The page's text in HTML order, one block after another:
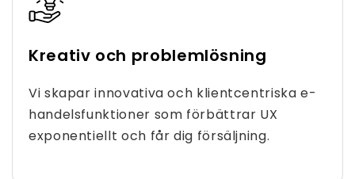
Kreativ och problemlösning
Vi skapar innovativa och klientcentriska e-
handelsfunktioner som förbättrar UX
exponentiellt och får dig försäljning.